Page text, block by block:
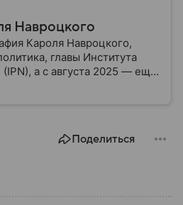
Навроцкого
Кароля Навроцкого,
главы Института
а с августа 2025 — еще
главные детали его
Поделиться